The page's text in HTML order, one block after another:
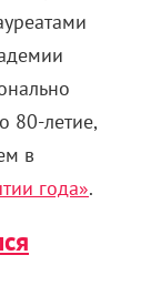
80-летие,
в
года».